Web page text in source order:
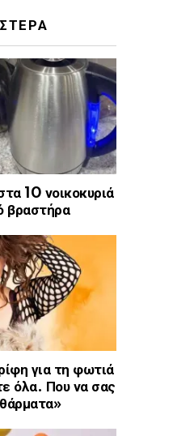
10 νοικοκυριά
βραστήρα
για τη φωτιά
όλα. Που να σας